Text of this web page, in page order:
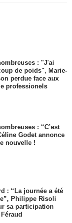
: "J'ai
de poids", Marie-
perdue face aux
professionels
: “C’est
Godet annonce
nouvelle !
: “La journée a été
Philippe Risoli
sa participation